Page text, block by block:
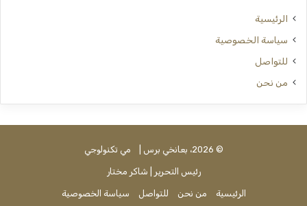
الرئيسية
سياسة الخصوصية
للتواصل
من نحن
© 2026، بعانخي برس | مي تكنولوجي
رئيس التحرير | شاكر مختار
الرئيسية من نحن للتواصل سياسة الخصوصية